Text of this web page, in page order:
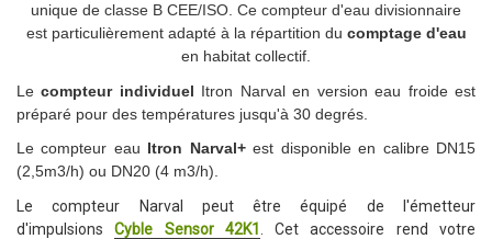
unique de classe B CEE/ISO. Ce compteur d'eau divisionnaire
est particulièrement adapté à la répartition du comptage d'eau
en habitat collectif.
Lecompteur individuel Itron Narval en version eau froide est
préparé pour des températures jusqu'à 30 degrés.
Le compteur eau Itron Narval+est disponible en calibre DN15
(2,5m3/h) ou DN20 (4 m3/h).
Le compteur Narval peut être équipé de l'émetteur
d'impulsionsCyble Sensor 42K1
. Cet accessoire rend votre